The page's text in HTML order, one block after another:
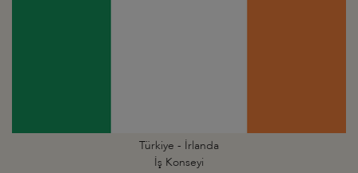
Türkiye - İrlanda
İş Konseyi